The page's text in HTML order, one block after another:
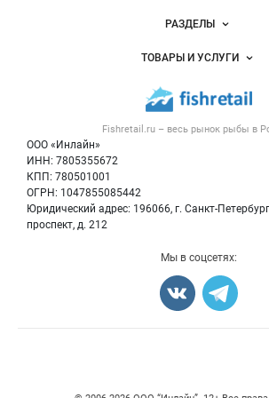
Fishretail.ru – весь рынок рыбы в
ООО «Инлайн»
ИНН: 7805355672
КПП: 780501001
ОГРН: 1047855085442
Юридический адрес: 196066, г. Санкт-
проспект, д. 212
Новости Fishretail.ru
Размещение рекламы
Публичная оферта
Контактная информация
Политика обработки
РАЗДЕЛЫ
Объявления
Новости рынка
Блог
ТОВАРЫ И УСЛУГИ
Рыба
Икра
Мы в соцсетях: